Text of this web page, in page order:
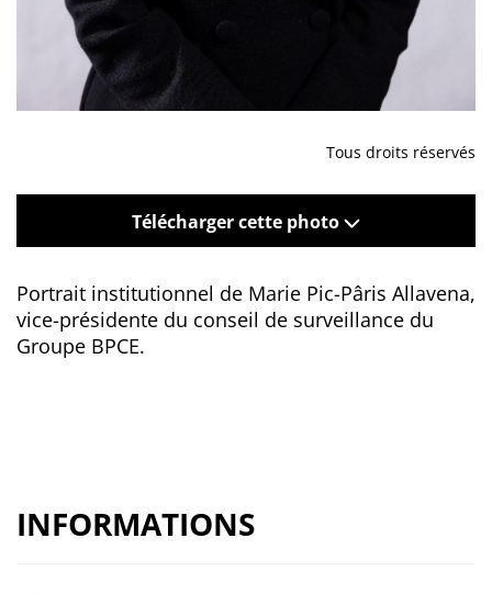
Tous droits réservés
Télécharger cette photo
Portrait institutionnel de Marie Pic-Pâris Allavena,
vice-présidente du conseil de surveillance du
Groupe BPCE.
INFORMATIONS